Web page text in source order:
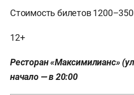
Стоимость билетов
12+
Ресторан «Максимилианс»
начало — в 20:00